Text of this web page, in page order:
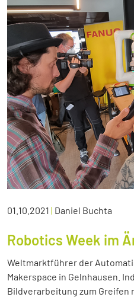
01.10.2021 | Daniel Buchta
Robotics Week im
Weltmarktführer der
Makerspace in Gelnhausen.
Bildverarbeitung zum Greifen